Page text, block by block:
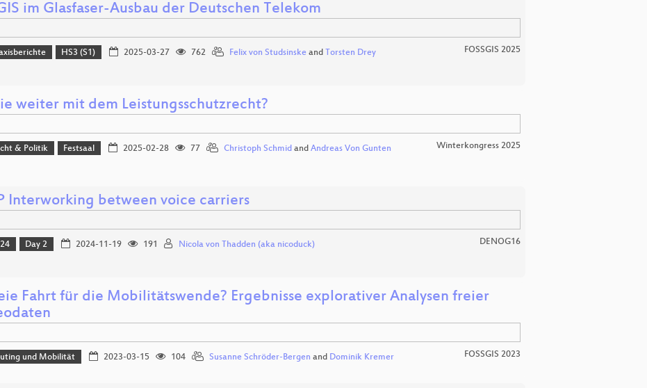
im Glasfaser-Ausbau der Deutschen Telekom
HS3 (S1) 2025-03-27 762 Felix von Studsinskeand Torsten Drey FOSSGIS 2025
weiter mit dem Leistungsschutzrecht?
& Politik Festsaal 2025-02-28 77 Christoph Schmidand Andreas Von Gunten Winterkongress 2025
Interworking between voice carriers
Day 2 2024-11-19 191 Nicola von Thadden (aka nicoduck) DENOG16
Fahrt für die Mobilitätswende? Ergebnisse explorativer Analysen freier
und Mobilität 2023-03-15 104 Susanne Schröder-Bergen and Dominik Kremer FOSSGIS 2023